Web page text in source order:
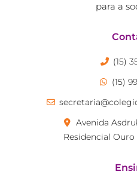
para a
(15)
(15)
Avenida
Residencial Ouro